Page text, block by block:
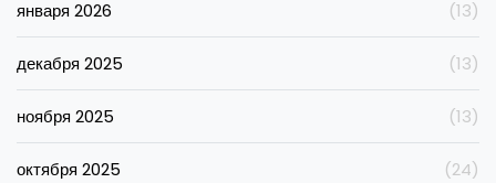
января 2026 (13)
декабря 2025 (13)
ноября 2025 (13)
октября 2025 (24)